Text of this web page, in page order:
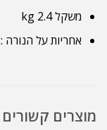
משקל2.4 kg
אחריות על הנורה :12 חודשים או 1000 שעות
מוצרים קשורים